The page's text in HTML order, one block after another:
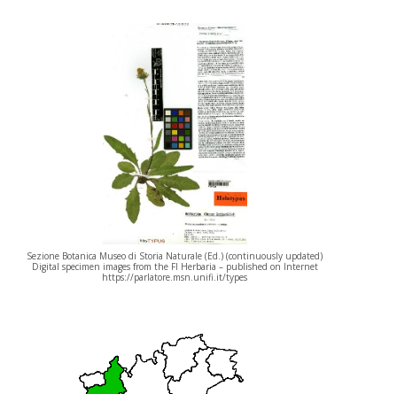
Sezione Botanica Museo di Storia Naturale (Ed.) (continuously updated)
Digital specimen images from the FI Herbaria – published on Internet
https://parlatore.msn.unifi.it/types